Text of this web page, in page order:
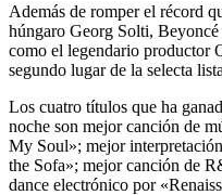
Además de romper el récord
húngaro Georg Solti,
como el legendario productor
segundo lugar de la selecta
Los cuatro títulos que ha
noche son mejor canción de
My Soul»; mejor
the Sofa»; mejor canción de
dance electrónico por